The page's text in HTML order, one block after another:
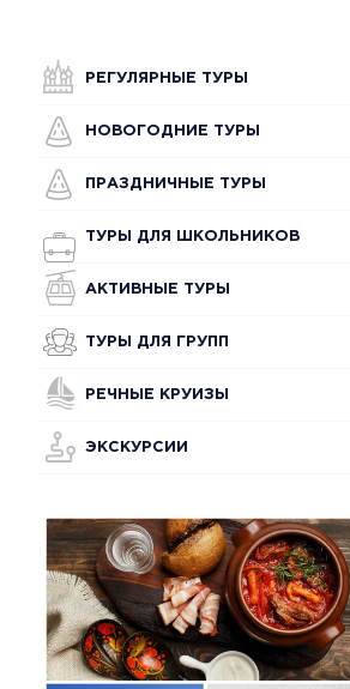
РЕГУЛЯРНЫЕ ТУРЫ
НОВОГОДНИЕ ТУРЫ
ПРАЗДНИЧНЫЕ ТУРЫ
ТУРЫ ДЛЯ ШКОЛЬНИКОВ
АКТИВНЫЕ ТУРЫ
ТУРЫ ДЛЯ ГРУПП
РЕЧНЫЕ КРУИЗЫ
ЭКСКУРСИИ